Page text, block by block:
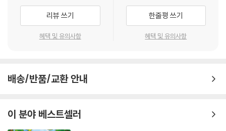
세계사1 - 신종 인플루엔자(H1N1) 유행과 바이러스 공포
세계사2 - 지진과 쓰나미에 이은 후쿠시마 원전 참사
한국사3 - 촛불혁명과 대통령 탄핵, 그리고 코로나 팬데믹
리뷰 쓰기
혜택 및 유의사항
한줄평 쓰기
혜택 및 유의사항
배송/반품/교환 안내
이 분야 베스트셀러